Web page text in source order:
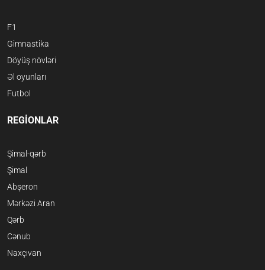
F1
Gimnastika
Döyüş növləri
Əl oyunları
Futbol
REGİONLAR
Şimal-qərb
Şimal
Abşeron
Mərkəzi Aran
Qərb
Cənub
Naxçıvan